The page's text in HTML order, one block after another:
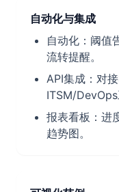
自动化与集成
自动化：阈值
流转提醒。
API集成：对
ITSM/DevOps
报表看板：进
趋势图。